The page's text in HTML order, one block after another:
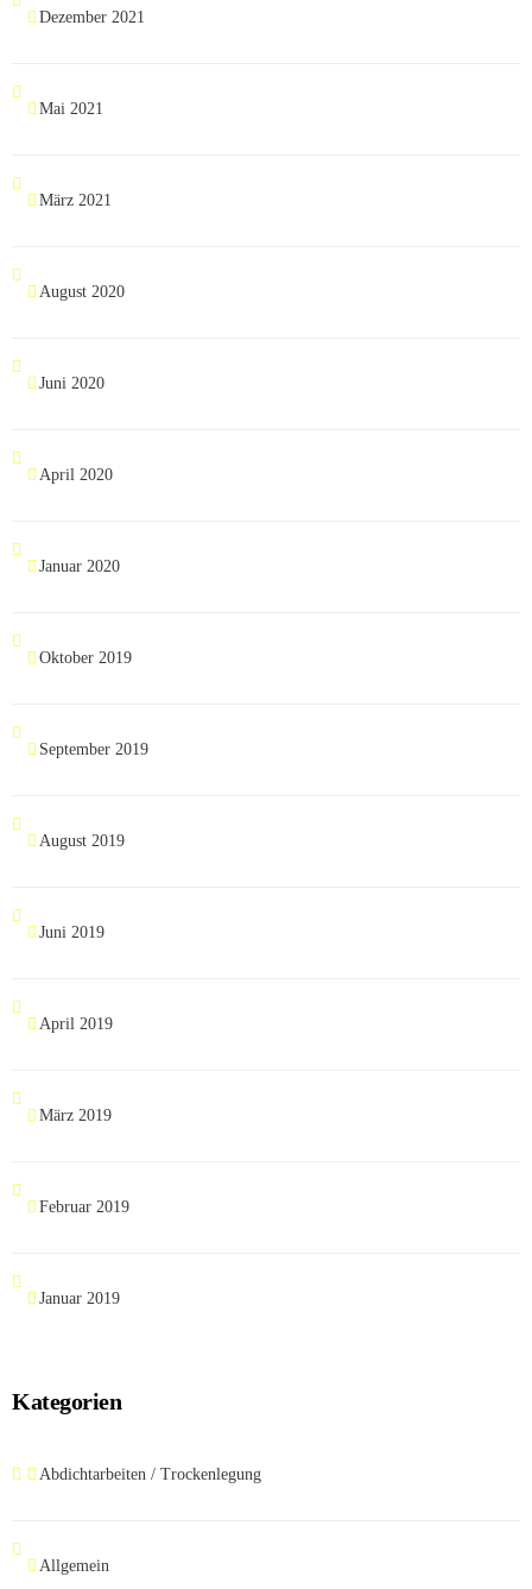
Dezember 2021
Mai 2021
März 2021
August 2020
Juni 2020
April 2020
Januar 2020
Oktober 2019
September 2019
August 2019
Juni 2019
April 2019
März 2019
Februar 2019
Januar 2019
Kategorien
Abdichtarbeiten / Trockenlegung
Allgemein